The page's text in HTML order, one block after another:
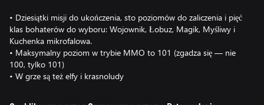
• Dziesiątki misji do ukończenia, sto poziomów do zaliczenia i pięć
klas bohaterów do wyboru: Wojownik, Łobuz, Magik, Myśliwy i
Kuchenka mikrofalowa.
• Maksymalny poziom w trybie MMO to 101 (zgadza się — nie
100, tylko 101)
• W grze są też elfy i krasnoludy